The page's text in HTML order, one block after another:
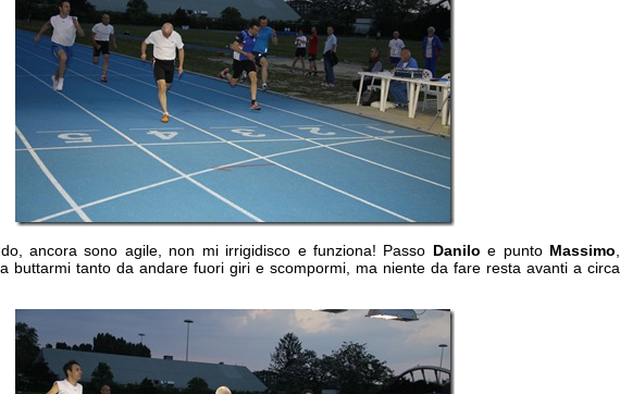
ancora sono agile, non mi irrigidisco e funziona! Passo Danilo e punto Massimo
buttarmi tanto da andare fuori giri e scompormi, ma niente da fare resta avanti a circa